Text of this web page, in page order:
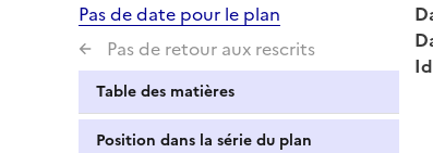
Pas de date pour le plan
Pas de retour aux rescrits
Table des matières
Position dans la série du plan